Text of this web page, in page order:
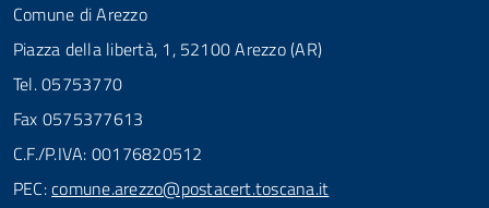
Comune di Arezzo
Piazza della libertà, 1, 52100 Arezzo (AR)
Tel. 05753770
Fax 0575377613
C.F./P.IVA: 00176820512
PEC:comune.arezzo@postacert.toscana.it